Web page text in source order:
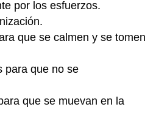
por los esfuerzos.
que se calmen y se tomen
para que no se
que se muevan en la